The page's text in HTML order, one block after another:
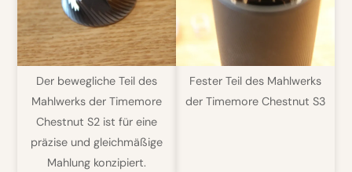
Der bewegliche Teil des
Mahlwerks der Timemore
Chestnut S2 ist für eine
präzise und gleichmäßige
Mahlung konzipiert.
Fester Teil des Mahlwerks
der Timemore Chestnut S3